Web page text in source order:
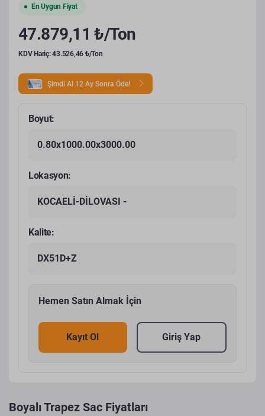
En Uygun Fiyat
47.879,11 ₺/Ton
KDV Hariç: 43.526,46 ₺/Ton
Şimdi Al 12 Ay Sonra Öde!
Boyut:
0.80x1000.00x3000.00
Lokasyon:
KOCAELİ-DİLOVASI -
Kalite:
DX51D+Z
Hemen Satın Almak İçin
Kayıt Ol Giriş Yap
Boyalı Trapez Sac Fiyatları